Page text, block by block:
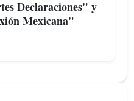
Declaraciones" y
Mexicana"